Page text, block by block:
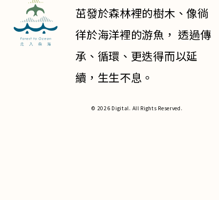
茁發於森林裡的樹木、像徜
徉於海洋裡的游魚， 透過傳
承、循環、更迭得而以延
續，生生不息。
© 2026 Digital. All Rights Reserved.